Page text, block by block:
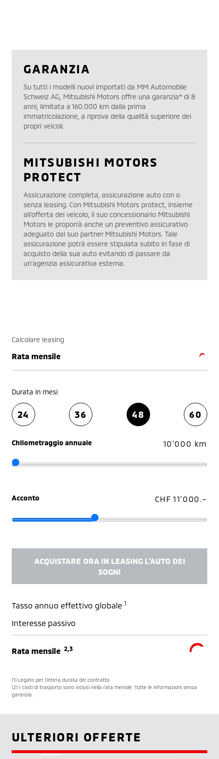
GARANZIA
Su tutti i modelli nuovi importati da MM Automobile
Schweiz AG, Mitsubishi Motors offre una garanzia* di 8
anni, limitata a 160.000 km dalla prima
immatricolazione, a riprova della qualità superiore dei
propri veicoli.
MITSUBISHI MOTORS
PROTECT
Assicurazione completa, assicurazione auto con o
senza leasing. Con Mitsubishi Motors protect, insieme
all’offerta del veicolo, il suo concessionario Mitsubishi
Motors le proporrà anche un preventivo assicurativo
adeguato dal suo partner Mitsubishi Motors. Tale
assicurazione potrà essere stipulata subito in fase di
acquisto della sua auto evitando di passare da
un’agenzia assicurativa esterna.
Calcolare leasing
Rata mensile
Durata in mesi
24 36 48 60
Chilometraggio annuale 10'000 km
Acconto CHF 11'000.–
ACQUISTARE ORA IN LEASING L'AUTO DEI
SOGNI
Tasso annuo effettivo globale 1
Interesse passivo
Rata mensile 2,3
(1) Legato per l’intera durata del contratto
(2) I costi di trasporto sono inclusi nella rata mensile. Tutte le informazioni senza
garanzia.
ULTERIORI OFFERTE